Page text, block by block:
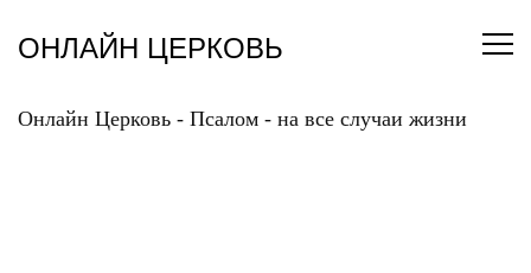
содержанию
ОНЛАЙН ЦЕРКОВЬ
Онлайн Церковь - Псалом - на все случаи жизни